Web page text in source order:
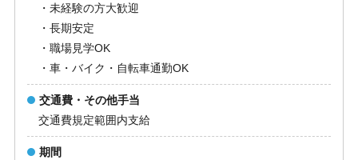
・未経験の方大歓迎
・長期安定
・職場見学OK
・車・バイク・自転車通勤OK
交通費・その他手当
交通費規定範囲内支給
期間